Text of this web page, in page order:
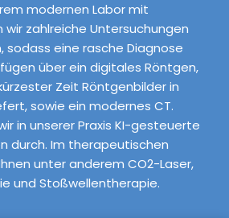
modernen Labor mit
wir zahlreiche Untersuchungen
sodass eine rasche Diagnose
über ein digitales Röntgen,
Zeit Röntgenbilder in
sowie ein modernes CT.
in unserer Praxis KI-gesteuerte
durch. Im therapeutischen
unter anderem CO2-Laser,
und Stoßwellentherapie.